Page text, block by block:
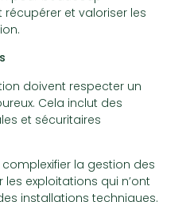
récupérer et valoriser les
doivent respecter un
Cela inclut des
et sécuritaires
la gestion des
exploitations qui n’ont
installations techniques.